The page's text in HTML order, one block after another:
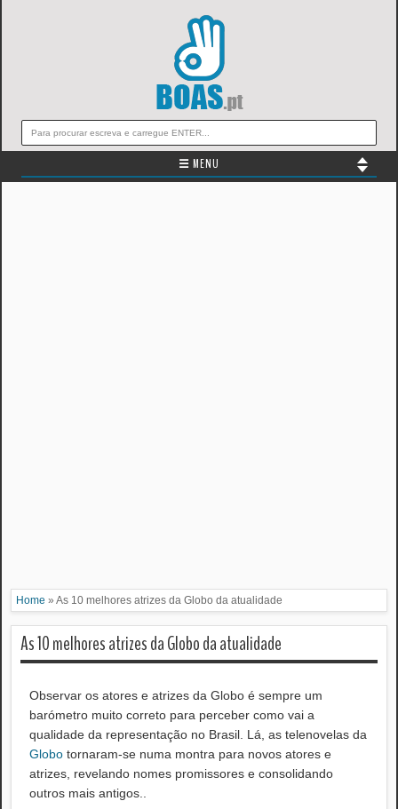
☰ MENU
Home » As 10 melhores atrizes da Globo da atualidade
As 10 melhores atrizes da Globo da atualidade
Observar os atores e atrizes da Globo é sempre um
barómetro muito correto para perceber como vai a
qualidade da representação no Brasil. Lá, as telenovelas da
Globo tornaram-se numa montra para novos atores e
atrizes, revelando nomes promissores e consolidando
outros mais antigos..